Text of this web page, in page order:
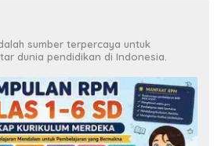
sumber terpercaya untuk
dunia pendidikan di Indonesia.